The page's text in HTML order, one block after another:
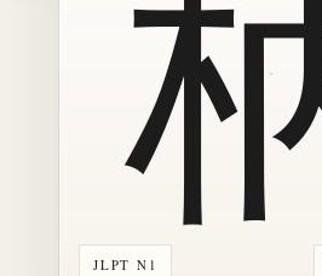
JLPT N1